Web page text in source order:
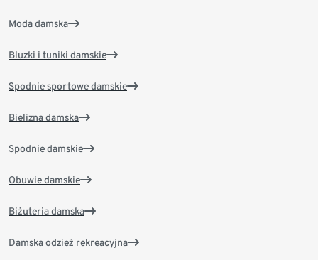
Moda damska
Bluzki i tuniki damskie
Spodnie sportowe damskie
Bielizna damska
Spodnie damskie
Obuwie damskie
Biżuteria damska
Damska odzież rekreacyjna